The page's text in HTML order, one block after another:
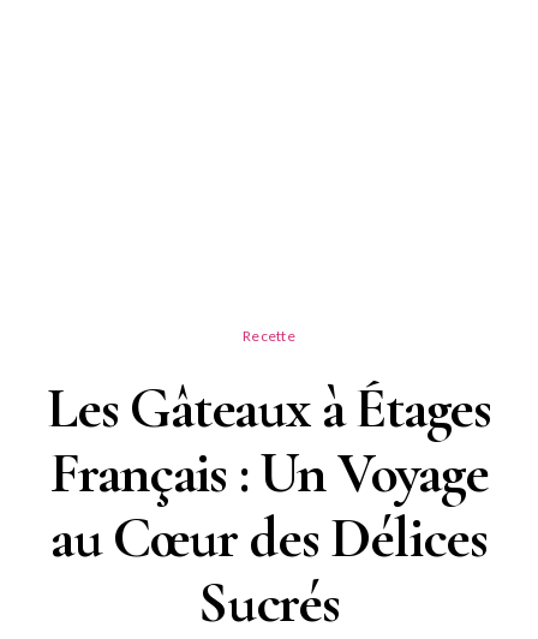
Recette
Les Gâteaux à Étages
Français : Un Voyage
au Cœur des Délices
Sucrés